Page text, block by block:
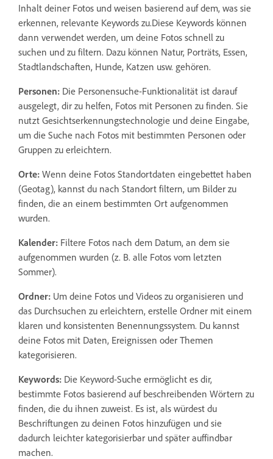
Inhalt deiner Fotos und weisen basierend auf dem, was sie
erkennen, relevante Keywords zu.Diese Keywords können
dann verwendet werden, um deine Fotos schnell zu
suchen und zu filtern. Dazu können Natur, Porträts, Essen,
Stadtlandschaften, Hunde, Katzen usw. gehören.
Personen: Die Personensuche-Funktionalität ist darauf
ausgelegt, dir zu helfen, Fotos mit Personen zu finden. Sie
nutzt Gesichtserkennungstechnologie und deine Eingabe,
um die Suche nach Fotos mit bestimmten Personen oder
Gruppen zu erleichtern.
Orte: Wenn deine Fotos Standortdaten eingebettet haben
(Geotag), kannst du nach Standort filtern, um Bilder zu
finden, die an einem bestimmten Ort aufgenommen
wurden.
Kalender: Filtere Fotos nach dem Datum, an dem sie
aufgenommen wurden (z. B. alle Fotos vom letzten
Sommer).
Ordner: Um deine Fotos und Videos zu organisieren und
das Durchsuchen zu erleichtern, erstelle Ordner mit einem
klaren und konsistenten Benennungssystem. Du kannst
deine Fotos mit Daten, Ereignissen oder Themen
kategorisieren.
Keywords: Die Keyword-Suche ermöglicht es dir,
bestimmte Fotos basierend auf beschreibenden Wörtern zu
finden, die du ihnen zuweist. Es ist, als würdest du
Beschriftungen zu deinen Fotos hinzufügen und sie
dadurch leichter kategorisierbar und später auffindbar
machen.